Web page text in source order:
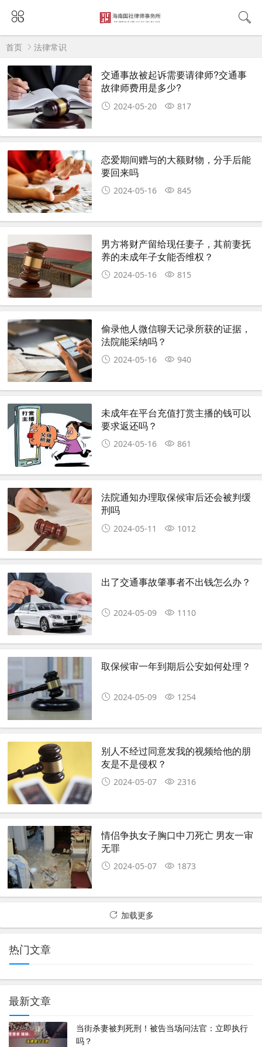
首页 法律常识
交通事故被起诉需要请律师?交通事
故律师费用是多少?
2024-05-20 817
恋爱期间赠与的大额财物，分手后能
要回来吗
2024-05-16 845
男方将财产留给现任妻子，其前妻抚
养的未成年子女能否维权？
2024-05-16 815
偷录他人微信聊天记录所获的证据，
法院能采纳吗？
2024-05-16 940
未成年在平台充值打赏主播的钱可以
要求返还吗？
2024-05-16 861
法院通知办理取保候审后还会被判缓
刑吗
2024-05-11 1012
出了交通事故肇事者不出钱怎么办？
2024-05-09 1110
取保候审一年到期后公安如何处理？
2024-05-09 1254
别人不经过同意发我的视频给他的朋
友是不是侵权？
2024-05-07 2316
情侣争执女子胸口中刀死亡 男友一审
无罪
2024-05-07 1873
加载更多
热门文章
最新文章
当街杀妻被判死刑！被告当场问法官：立即执行
吗？